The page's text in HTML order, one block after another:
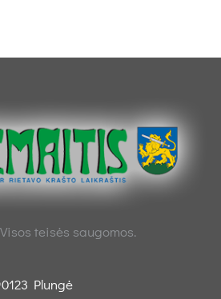
teisės saugomos.
Plungė